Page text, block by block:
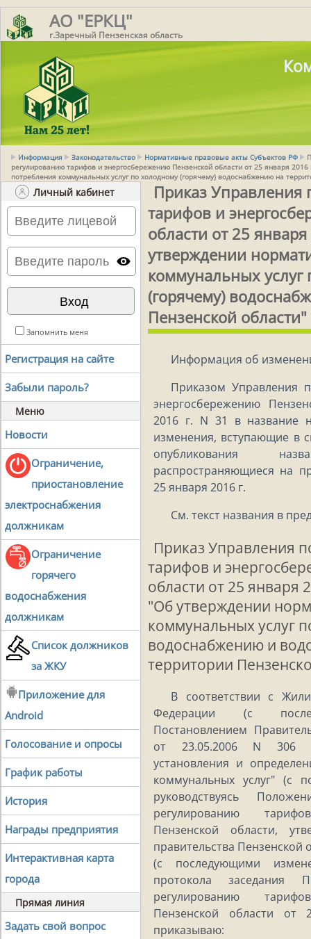
АО "ЕРКЦ"
г.Заречный Пензенская область
Информация Законодательство Нормативные правовые акты Субъектов РФ
регулированию тарифов и энергосбережению Пензенской области от 25 января
потребления коммунальных услуг по холодному (горячему) водоснабжению на
Личный кабинет
Запомнить меня
Регистрация на сайте
Забыли пароль?
Меню
Новости
Ограничение,
приостановление
электроснабжения
должникам
Ограничение
горячего
водоснабжения
должникам
Список должников
за ЖКУ
Приложение для
Android
Голосование и опросы
График работы
История
Награды предприятия
Интерактивная карта
города
Прямая линия
Задать свой вопрос
Приказ Управления
тарифов и
области от 25
утверждении
коммунальных
(горячему)
Пензенской области"
Информация об
Приказом Управления
энергосбережению
2016 г. N 31 в название
изменения, вступающие в
опубликования
распространяющиеся на
25 января 2016 г.
См. текст названия в
Приказ Управления
тарифов и
области от 25 января
"Об утверждении
коммунальных услуг
водоснабжению и
территории
В соответствии с
Федерации (с
Постановлением
от 23.05.2006 N 306
установления и
коммунальных услуг" (с
руководствуясь
регулированию
Пензенской области,
правительства Пензенской
(с последующими
протокола заседания
регулированию
Пензенской области
приказываю: